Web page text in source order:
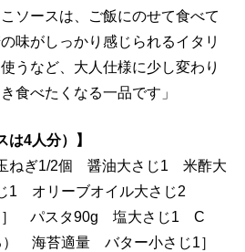
ソースは、ご飯にのせて食べて
味がしっかり感じられるイタリ
うなど、大人仕様に少し変わり
食べたくなる一品です」
は4人分）】
ねぎ1/2個 醤油大さじ1 米酢大
1 オリーブオイル大さじ2
］ パスタ90g 塩大さじ1 C
） 海苔適量 バター小さじ1］